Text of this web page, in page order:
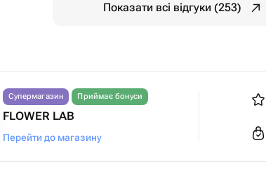
Показати всі відгуки (253)
Супермагазин Приймає бонуси
FLOWER LAB
Перейти до магазину